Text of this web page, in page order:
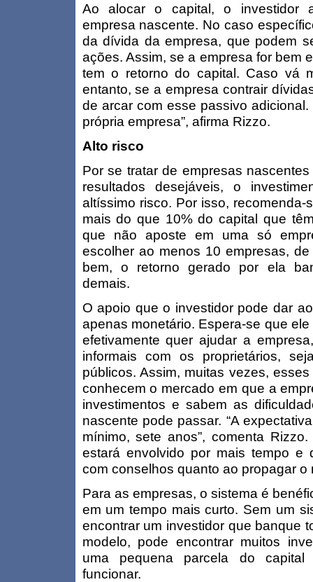
Ao alocar o capital, o investidor
empresa nascente. No caso
da dívida da empresa, que podem
ações. Assim, se a empresa for bem
tem o retorno do capital. Caso vá
entanto, se a empresa contrair
de arcar com esse passivo
própria empresa”, afirma Rizzo.
Alto risco
Por se tratar de empresas
resultados desejáveis, o
altíssimo risco. Por isso,
mais do que 10% do capital que
que não aposte em uma só
escolher ao menos 10 empresas,
bem, o retorno gerado por ela
demais.
O apoio que o investidor pode dar
apenas monetário. Espera-se que
efetivamente quer ajudar a
informais com os proprietários,
públicos. Assim, muitas vezes,
conhecem o mercado em que a
investimentos e sabem as
nascente pode passar. “A
mínimo, sete anos”, comenta
estará envolvido por mais tempo e
com conselhos quanto ao propagar o
Para as empresas, o sistema é
em um tempo mais curto. Sem um
encontrar um investidor que banque
modelo, pode encontrar muitos
uma pequena parcela do
funcionar.